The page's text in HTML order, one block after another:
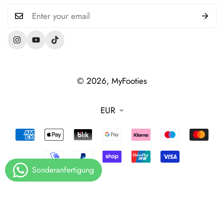
Widerruf & Rückgabe
© 2026, MyFooties
EUR